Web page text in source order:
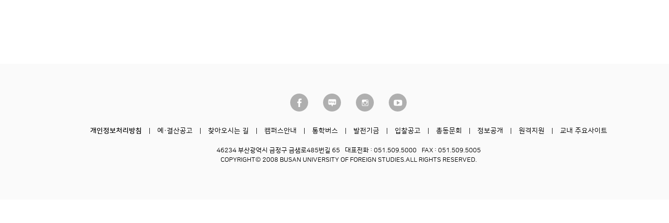
개인정보처리방침 예·결산공고 찾아오시는 길 캠퍼스안내 통학버스 발전기금 입찰공고 총동문회 정보공개 원격지원 교내 주요사이트
46234 부산광역시 금정구 금샘로485번길 65 대표전화 : 051.509.5000
FAX : 051.509.5005
COPYRIGHT© 2008 BUSAN UNIVERSITY OF FOREIGN STUDIES. ALL RIGHTS RESERVED.